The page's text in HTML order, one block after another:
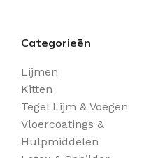
Categorieën
Lijmen
Kitten
Tegel Lijm & Voegen
Vloercoatings &
Hulpmiddelen